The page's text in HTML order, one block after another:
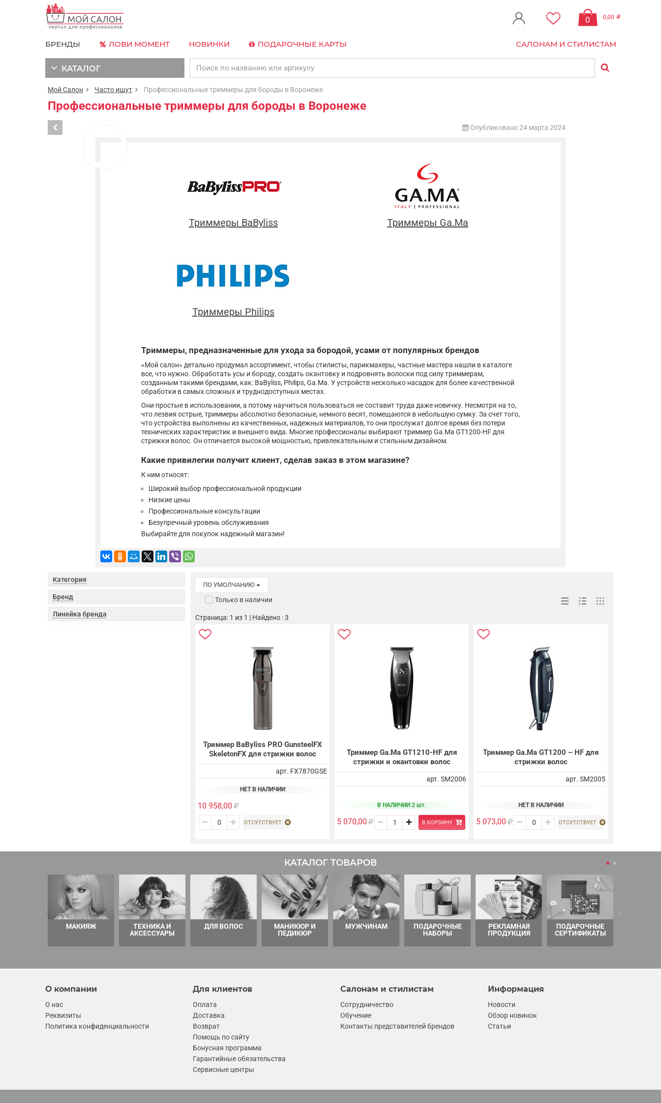
0 0,00
БРЕНДЫ ЛОВИ МОМЕНТ НОВИНКИ ПОДАРОЧНЫЕ КАРТЫ САЛОНАМ И СТИЛИСТАМ
КАТАЛОГ
Мой Салон Часто ищут Профессиональные триммеры для бороды в Воронеже
Профессиональные триммеры для бороды в Воронеже
Опубликовано 24 марта 2024
Триммеры BaByliss Триммеры Ga.Ma
Триммеры Philips
Триммеры, предназначенные для ухода за бородой, усами от популярных брендов
«Мой салон» детально продумал ассортимент, чтобы стилисты, парикмахеры, частные мастера нашли в каталоге
все, что нужно. Обработать усы и бороду, создать окантовку и подровнять волоски под силу триммерам,
созданным такими брендами, как: BaByliss, Philips, Ga.Ma. У устройств несколько насадок для более качественной
обработки в самых сложных и труднодоступных местах.
Они простые в использовании, а потому научиться пользоваться не составит труда даже новичку. Несмотря на то,
что лезвия острые, триммеры абсолютно безопасные, немного весят, помещаются в небольшую сумку. За счет того,
что устройства выполнены из качественных, надежных материалов, то они прослужат долгое время без потери
технических характеристик и внешнего вида. Многие профессионалы выбирают триммер Ga.Ma GT1200-HF для
стрижки волос. Он отличается высокой мощностью, привлекательным и стильным дизайном.
Какие привилегии получит клиент, сделав заказ в этом магазине?
К ним относят:
Широкий выбор профессиональной продукции
Низкие цены
Профессиональные консультации
Безупречный уровень обслуживания
Выбирайте для покупок надежный магазин!
Категория
Бренд
Линейка бренда
ПО УМОЛЧАНИЮ
Только в наличии
Страница: 1 из 1 | Найдено : 3
Триммер BaByliss PRO GunsteelFX
SkeletonFX для стрижки волос
арт. FX7870GSE
НЕТ В НАЛИЧИИ
10 958,00
ОТСУТСТВУЕТ
Триммер Ga.Ma GT1210-HF для
стрижки и окантовки волос
арт. SM2006
В НАЛИЧИИ 2 шт.
5 070,00 В КОРЗИНУ
Триммер Ga.Ma GT1200 – HF для
стрижки волос
арт. SM2005
НЕТ В НАЛИЧИИ
5 073,00 ОТСУТСТВУЕТ
КАТАЛОГ ТОВАРОВ
МАКИЯЖ
ТЕХНИКА И
АКСЕССУАРЫ
ДЛЯ ВОЛОС
МАНИКЮР И
ПЕДИКЮР
МУЖЧИНАМ
ПОДАРОЧНЫЕ
НАБОРЫ
РЕКЛАМНАЯ
ПРОДУКЦИЯ
ПОДАРОЧНЫЕ
СЕРТИФИКАТЫ
О компании
О нас
Реквизиты
Политика конфиденциальности
Для клиентов
Оплата
Доставка
Возврат
Помощь по сайту
Бонусная программа
Гарантийные обязательства
Сервисные центры
Салонам и стилистам
Сотрудничество
Обучение
Контакты представителей брендов
Информация
Новости
Обзор новинок
Статьи